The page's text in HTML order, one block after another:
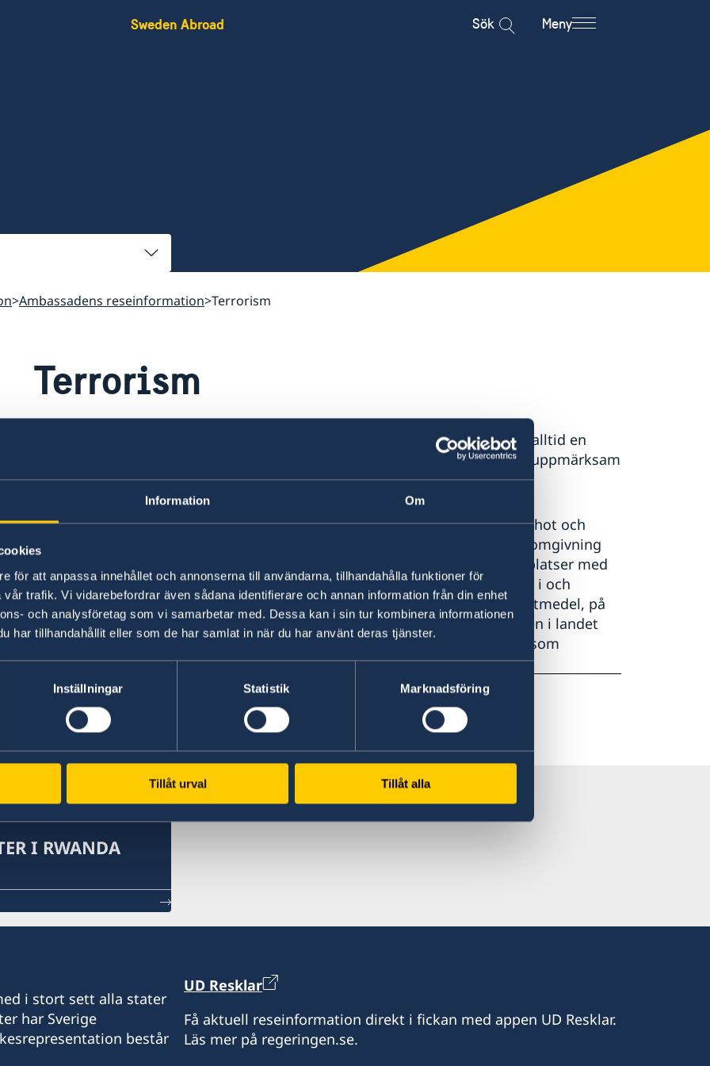
Information Om
för att anpassa innehållet och annonserna till användarna, tillhandahålla funktioner för
trafik. Vi vidarebefordrar även sådana identifierare och annan information från din enhet
och analysföretag som vi samarbetar med. Dessa kan i sin tur kombinera informationen
har tillhandahållit eller som de har samlat in när du har använt deras tjänster.
Inställningar Statistik Marknadsföring
Tillåt urval Tillåt alla
Sweden Abroad Sök Meny
Ambassadens reseinformation Terrorism
Terrorism
Rwanda är inte ett land som förknippas med terrorism. Men globalt finns alltid en
generell risk för terrordåd som innebär att du som resenär alltid bör vara uppmärksam
och påläst.
Allmänna råd till resenärer globalt är att vara påläst och medveten om de hot och
risker som finns i landet man reser till. Man bör vara uppmärksam på sin omgivning
och på det som verkar udda eller avvikande i sammanhanget, särskilt på platser med
stora folksamlingar som till exempel större evenemang, offentliga platser, i och
omkring offentliga byggnader, vid turistattraktioner, på allmänna transportmedel, på
marknader och i butikscentra. Man bör hålla sig informerad om situationen i landet
och noga följa de lokala myndigheternas anvisningar i säkerhetsfrågor liksom
ambassadens reseråd.
Senast uppdaterad 17 juli 2026, 09.49
I RWANDA
i stort sett alla stater
har Sverige
består
UD Resklar
Få aktuell reseinformation direkt i fickan med appen UD Resklar.
Läs mer på regeringen.se.